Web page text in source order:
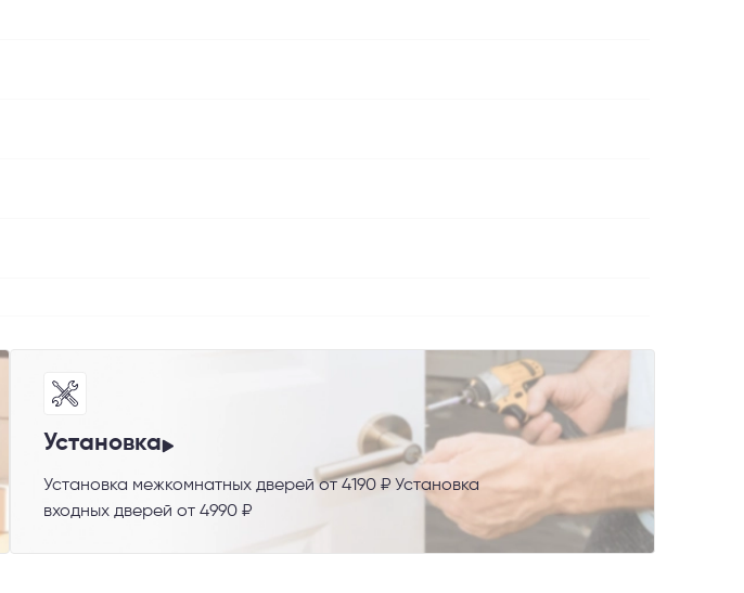
Установка
Установка межкомнатных дверей от 4190 ₽ Установка
входных дверей от 4990 ₽